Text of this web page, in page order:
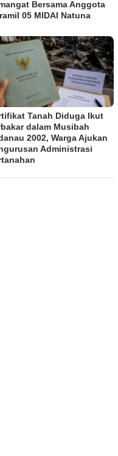
Bersama Anggota
05 MIDAI Natuna
Tanah Diduga Ikut
dalam Musibah
2002, Warga Ajukan
Administrasi